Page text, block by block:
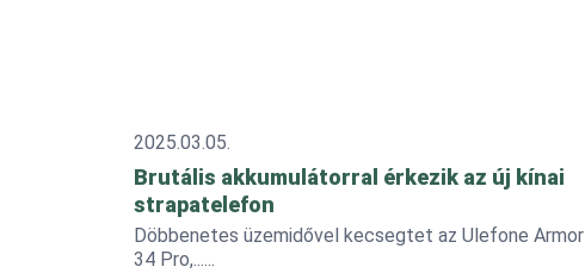
2025.03.05.
Brutális akkumulátorral érkezik az új kínai
strapatelefon
Döbbenetes üzemidővel kecsegtet az Ulefone Armor
34 Pro,...